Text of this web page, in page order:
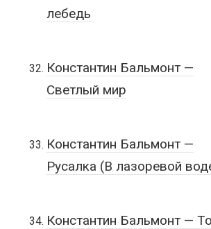
лебедь
Константин Бальмонт —
Светлый мир
Константин Бальмонт —
Русалка (В лазоревой
Константин Бальмонт —